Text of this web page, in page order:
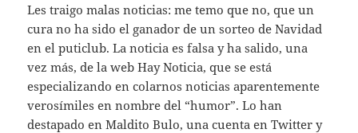
Les traigo malas noticias: me temo que no, que un
cura no ha sido el ganador de un sorteo de Navidad
en el puticlub. La noticia es falsa y ha salido, una
vez más, de la web Hay Noticia, que se está
especializando en colarnos noticias aparentemente
verosímiles en nombre del “humor”. Lo han
destapado en Maldito Bulo, una cuenta en Twitter y